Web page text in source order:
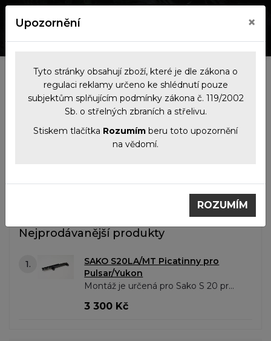
Kategorie
Filtrace produktů
Nejprodávanější produkty
1.
SAKO S20LA/MT Picatinny pro
Pulsar/Yukon
Montáž je určená pro Sako S 20 pro
šínu o délce 145mm. Pro modely:
3 300 Kč
Upozornění ×
Tyto stránky obsahují zboží, které je dle zákona o
regulaci reklamy určeno ke shlédnutí pouze
subjektům splňujícím podmínky zákona č. 119/2002
Sb. o střelných zbraních a střelivu.
Stiskem tlačítka Rozumím beru toto upozornění
na vědomí.
ROZUMÍM